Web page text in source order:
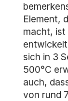
Element,
macht, ist
sich in 3
500°C
auch,
von rund